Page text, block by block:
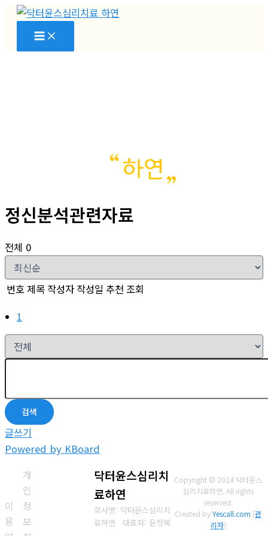
정신분석관련자료
전체 0
번호제목 작성자 작성일 추천 조회
1
검색
글쓰기
Powered by KBoard
이
용
개
인
정
보
닥터윤스심리치
료하연
회사명: 닥터윤스심리치
료하연 대표자: 윤정혜
Copyright © 2024 닥터윤스
심리치료하연. All rights
reserved.
Created byYescall.com [관
리자]